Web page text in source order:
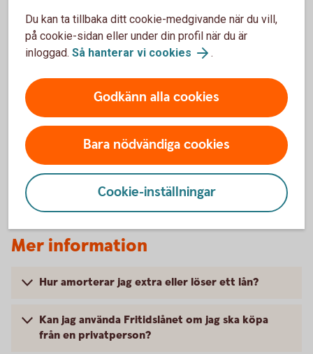
Uppläggningsavgift
550 kr
Aviseringsavgift
1
Med e-faktura, 19 kr med autogiro och 45 kr
för postala avier.
Tillbaka
Mer information
Hur amorterar jag extra eller löser ett lån?
Kan jag använda Fritidslånet om jag ska köpa
från en privatperson?
Du kan ta tillbaka ditt cookie-medgivande när du vill,
på cookie-sidan eller under din profil när du är
inloggad. Så hanterar vi cookies .
Godkänn alla cookies
Bara nödvändiga cookies
Cookie-inställningar